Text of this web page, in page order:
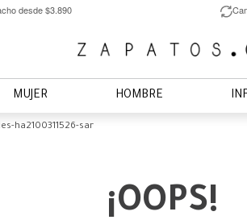
desde $3.890
MUJER HOMBRE
ha2100311526-sar
¡OOPS!